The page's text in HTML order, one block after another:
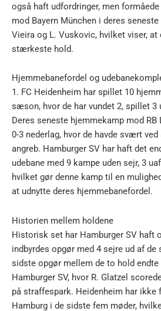
også haft udfordringer, men
mod Bayern München i deres
Vieira og L. Vuskovic, hvilket viser, at
stærkeste hold.
Hjemmebanefordel og
1. FC Heidenheim har spillet 10
sæson, hvor de har vundet 2, spillet 3
Deres seneste hjemmekamp mod
0-3 nederlag, hvor de havde svært
angreb. Hamburger SV har haft det
udebane med 9 kampe uden sejr, 3
hvilket gør denne kamp til en
at udnytte deres hjemmebanefordel.
Historien mellem holdene
Historisk set har Hamburger SV haft
indbyrdes opgør med 4 sejre ud af de
sidste opgør mellem de to hold endte
Hamburger SV, hvor R. Glatzel
på straffespark. Heidenheim har ikke
Hamburg i de sidste fem møder,